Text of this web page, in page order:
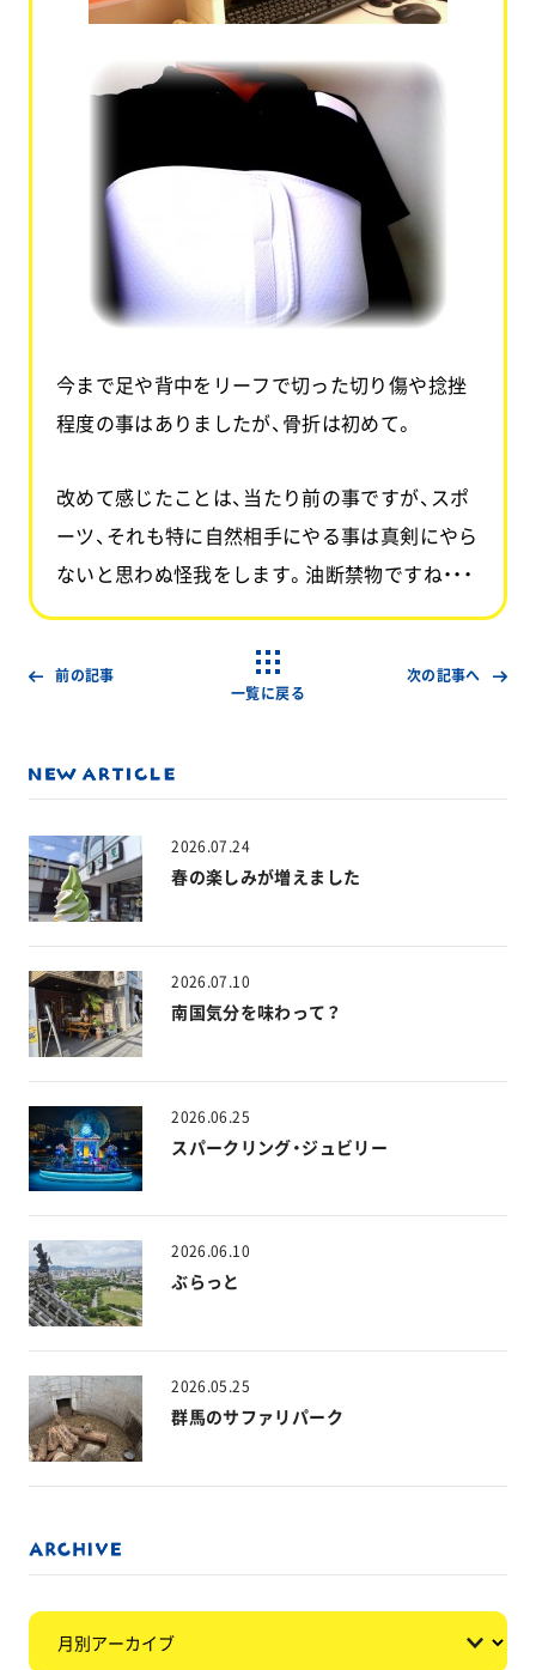
今まで足や背中をリーフで切った切り傷や捻挫
程度の事はありましたが、骨折は初めて。
改めて感じたことは、当たり前の事ですが、スポ
ーツ、それも特に自然相手にやる事は真剣にやら
ないと思わぬ怪我をします。油断禁物ですね・・・
前の記事
一覧に戻る
次の記事へ
2026.07.24
春の楽しみが増えました
2026.07.10
南国気分を味わって？
2026.06.25
スパークリング・ジュビリー
2026.06.10
ぶらっと
2026.05.25
群馬のサファリパーク